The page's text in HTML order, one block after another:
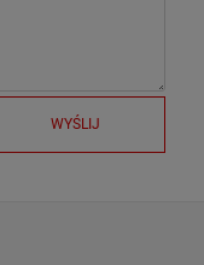
WYŚLIJ